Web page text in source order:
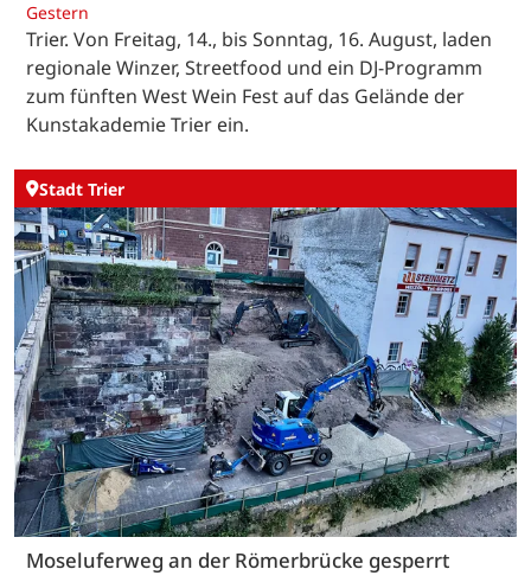
Gestern
Trier. Von Freitag, 14., bis Sonntag, 16. August, laden
regionale Winzer, Streetfood und ein DJ-Programm
zum fünften West Wein Fest auf das Gelände der
Kunstakademie Trier ein.
Stadt Trier
Moseluferweg an der Römerbrücke gesperrt